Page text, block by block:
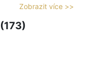
Zobrazit více >>
(173)